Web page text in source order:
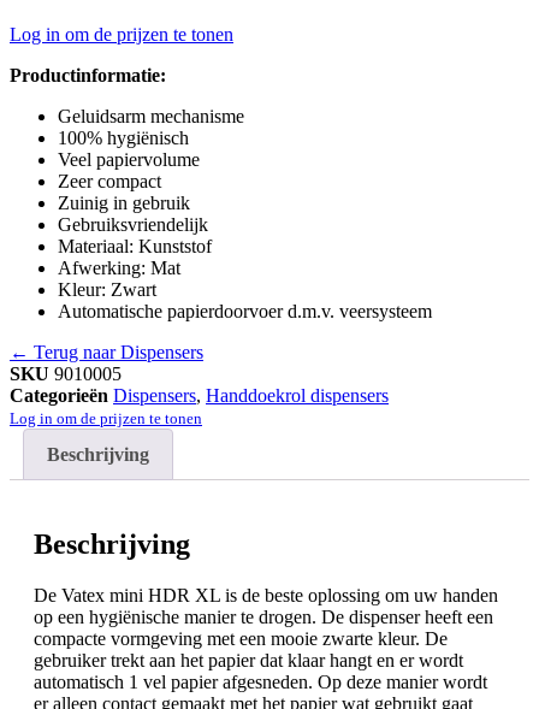
Log in om de prijzen te tonen
Productinformatie:
Geluidsarm mechanisme
100% hygiënisch
Veel papiervolume
Zeer compact
Zuinig in gebruik
Gebruiksvriendelijk
Materiaal: Kunststof
Afwerking: Mat
Kleur: Zwart
Automatische papierdoorvoer d.m.v. veersysteem
← Terug naar Dispensers
SKU 9010005
Categorieën Dispensers, Handdoekrol dispensers
Log in om de prijzen te tonen
Beschrijving
Beschrijving
De Vatex mini HDR XL is de beste oplossing om uw handen
op een hygiënische manier te drogen. De dispenser heeft een
compacte vormgeving met een mooie zwarte kleur. De
gebruiker trekt aan het papier dat klaar hangt en er wordt
automatisch 1 vel papier afgesneden. Op deze manier wordt
er alleen contact gemaakt met het papier wat gebruikt gaat